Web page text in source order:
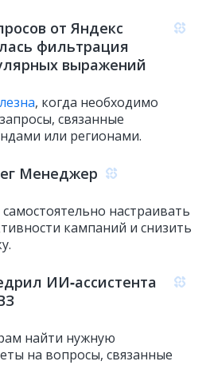
от Яндекс
фильтрация
выражений
, когда необходимо
связанные
или регионами.
Менеджер
самостоятельно настраивать
кампаний и снизить
ИИ‑ассистента
найти нужную
на вопросы, связанные